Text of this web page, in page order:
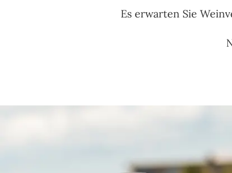
Es erwarten Sie